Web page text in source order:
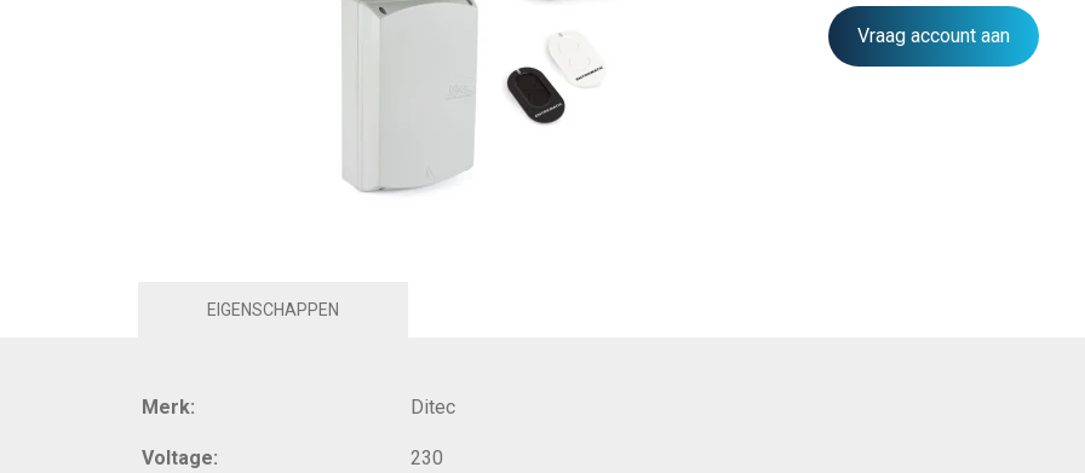
Vraag account aan
EIGENSCHAPPEN
Merk: Ditec
Voltage: 230